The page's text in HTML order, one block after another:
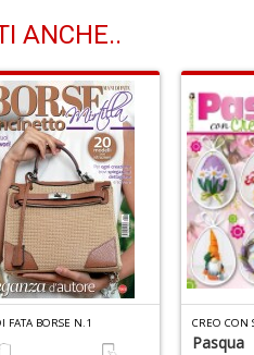
ANCHE..
FATA BORSE N.1 CREO CON
Pasqua